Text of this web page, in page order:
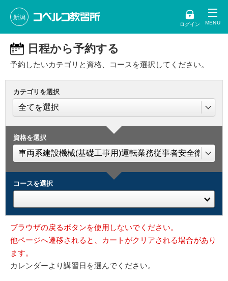
新潟
ログイン
日程から予約する
予約したいカテゴリと資格、コースを選択してください。
カテゴリを選択
資格を選択
コースを選択
ブラウザの戻るボタンを使用しないでください。
他ページへ遷移されると、カートがクリアされる場合があり
ます。
カレンダーより講習日を選んでください。